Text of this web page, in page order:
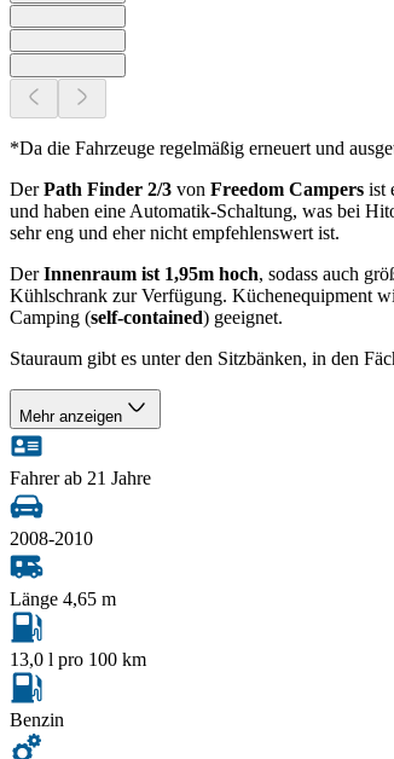
*Da die Fahrzeuge regelmäßig erneuert und
DerPath Finder 2/3 von Freedom Campers ist
und haben eine Automatik-Schaltung, was bei
sehr eng und eher nicht empfehlenswert ist.
DerInnenraum ist 1,95m hoch, sodass auch
Kühlschrank zur Verfügung. Küchenequipment
Camping (self-contained) geeignet.
Stauraum gibt es unter den Sitzbänken, in den
Mehr anzeigen
Fahrer ab 21 Jahre
2008-2010
Länge 4,65 m
13,0 l pro 100 km
Benzin